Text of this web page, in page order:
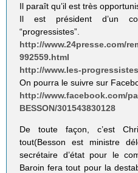
Il paraît qu’il est très
Il est président d’un
“progressistes”.
http://www.24presse.com/
992559.html
http://www.les-
On pourra le suivre sur
http://www.facebook.com/
BESSON/301543830128
De toute façon, c’est
tout(Besson est ministre
secrétaire d’état pour le
Baroin fera tout pour la